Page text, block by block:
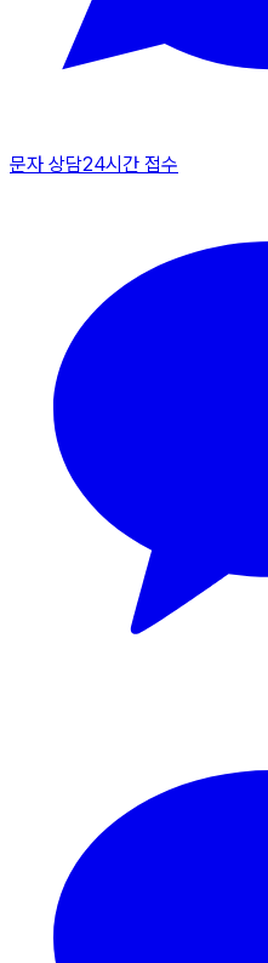
문자 상담24시간 접수